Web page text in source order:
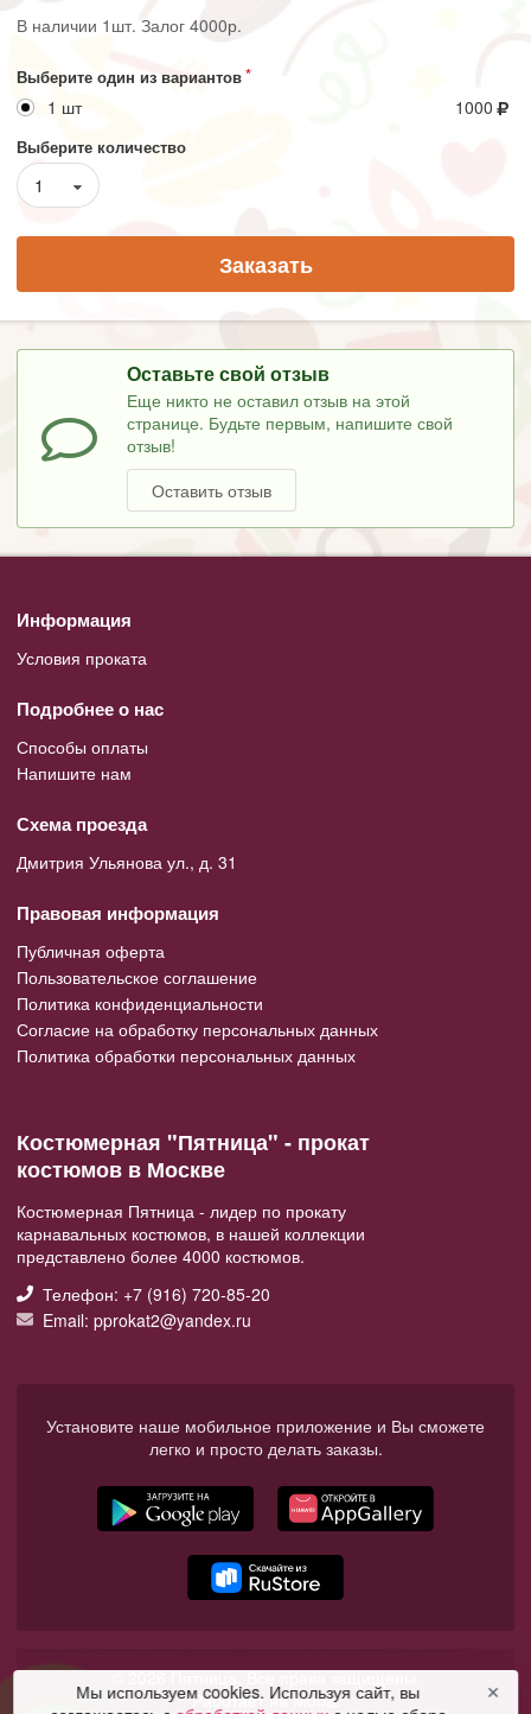
В наличии 1шт. Залог 4000р.
Выберите один из вариантов
1 шт 1000
Выберите количество
1
Заказать
Оставьте свой отзыв
Еще никто не оставил отзыв на этой
странице. Будьте первым, напишите свой
отзыв!
Оставить отзыв
Информация
Условия проката
Подробнее о нас
Способы оплаты
Напишите нам
Схема проезда
Дмитрия Ульянова ул., д. 31
Правовая информация
Публичная оферта
Пользовательское соглашение
Политика конфиденциальности
Согласие на обработку персональных данных
Политика обработки персональных данных
Костюмерная "Пятница" - прокат
костюмов в Москве
Костюмерная Пятница - лидер по прокату
карнавальных костюмов, в нашей коллекции
представлено более 4000 костюмов.
Телефон: +7 (916) 720-85-20
Email: pprokat2@yandex.ru
Установите наше мобильное приложение и Вы сможете
легко и просто делать заказы.
© 2026 Пятница. Все права защищены.
Работает на Moba.
Мы используем cookies. Используя сайт, вы
✕